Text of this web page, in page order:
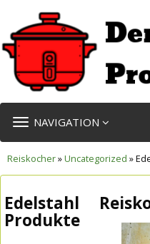
TOGGLE
NAVIGATION
Reiskocher»Uncategorized »
Edelstahl
Produkte